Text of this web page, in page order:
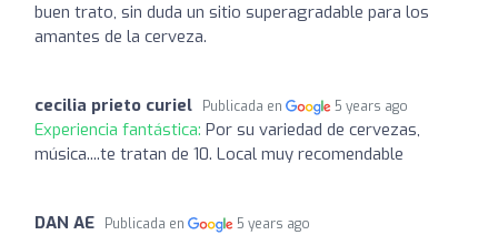
buen trato, sin duda un sitio superagradable para los
amantes de la cerveza.
cecilia prieto curiel Publicada en 5 years ago
Experiencia fantástica: Por su variedad de cervezas,
música....te tratan de 10. Local muy recomendable
DAN AE Publicada en 5 years ago